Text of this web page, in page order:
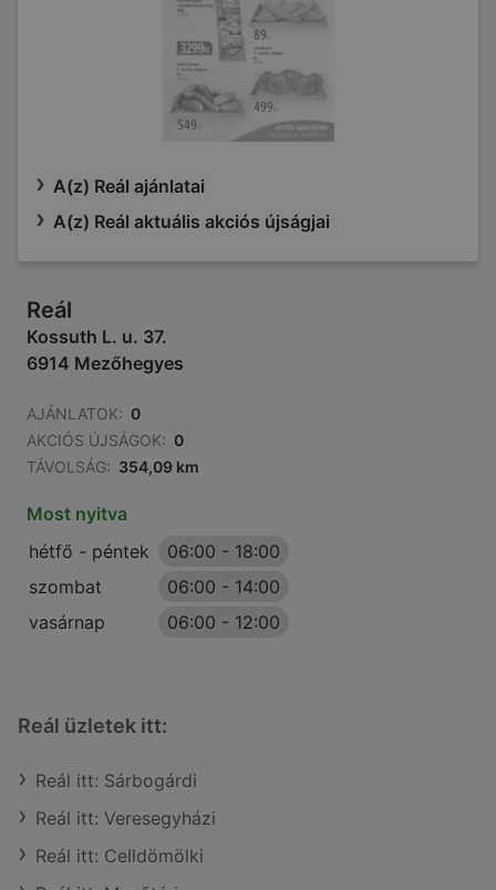
A(z) Reál ajánlatai
A(z) Reál aktuális akciós újságjai
Reál
Kossuth L. u. 37.
6914 Mezőhegyes
AJÁNLATOK: 0
AKCIÓS ÚJSÁGOK: 0
TÁVOLSÁG: 354,09 km
Most nyitva
hétfő - péntek
06:00 - 18:00
szombat
06:00 - 14:00
vasárnap
06:00 - 12:00
Reál üzletek itt:
Reál itt: Sárbogárdi
Reál itt: Veresegyházi
Reál itt: Celldömölki